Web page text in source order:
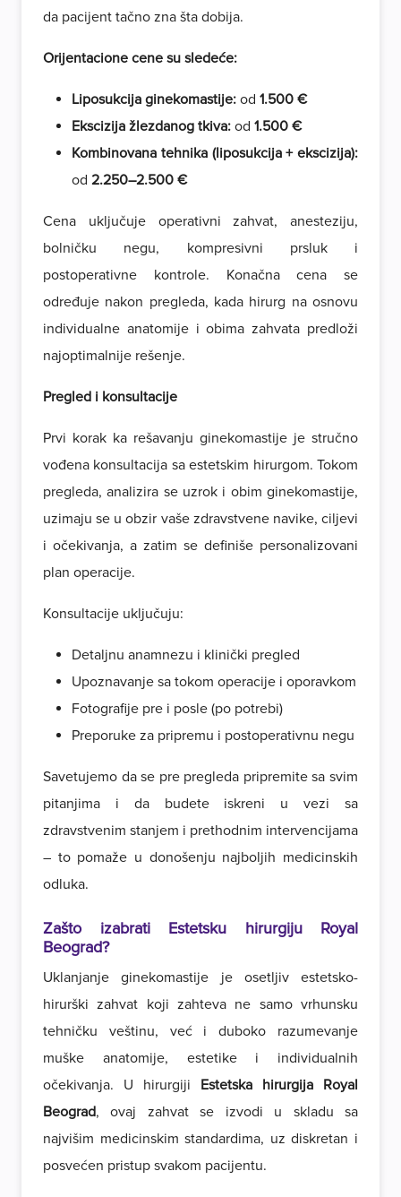
da pacijent tačno zna šta dobija.
Orijentacione cene su sledeće:
Liposukcija ginekomastije: od 1.500 €
Ekscizija žlezdanog tkiva: od 1.500 €
Kombinovana tehnika (liposukcija + ekscizija):
od 2.250–2.500 €
Cena uključuje operativni zahvat, anesteziju,
bolničku negu, kompresivni prsluk i
postoperativne kontrole. Konačna cena se
određuje nakon pregleda, kada hirurg na osnovu
individualne anatomije i obima zahvata predloži
najoptimalnije rešenje.
Pregled i konsultacije
Prvi korak ka rešavanju ginekomastije je stručno
vođena konsultacija sa estetskim hirurgom. Tokom
pregleda, analizira se uzrok i obim ginekomastije,
uzimaju se u obzir vaše zdravstvene navike, ciljevi
i očekivanja, a zatim se definiše personalizovani
plan operacije.
Konsultacije uključuju:
Detaljnu anamnezu i klinički pregled
Upoznavanje sa tokom operacije i oporavkom
Fotografije pre i posle (po potrebi)
Preporuke za pripremu i postoperativnu negu
Savetujemo da se pre pregleda pripremite sa svim
pitanjima i da budete iskreni u vezi sa
zdravstvenim stanjem i prethodnim intervencijama
– to pomaže u donošenju najboljih medicinskih
odluka.
Zašto izabrati Estetsku hirurgiju Royal
Beograd?
Uklanjanje ginekomastije je osetljiv estetsko-
hirurški zahvat koji zahteva ne samo vrhunsku
tehničku veštinu, već i duboko razumevanje
muške anatomije, estetike i individualnih
očekivanja. U hirurgiji Estetska hirurgija Royal
Beograd, ovaj zahvat se izvodi u skladu sa
najvišim medicinskim standardima, uz diskretan i
posvećen pristup svakom pacijentu.